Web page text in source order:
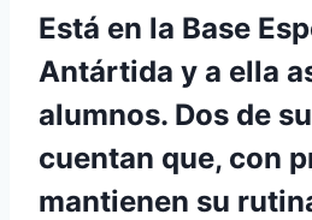
Está en la Base
Antártida y a ella
alumnos. Dos de
cuentan que, con
mantienen su